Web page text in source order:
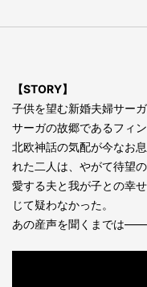
【STORY】
子供を望む新婚夫婦サー
サーガの故郷であるフィ
北欧神話の気配が今なお
れた二人は、やがて待望の
愛する夫と我が子との幸
じて疑わなかった。
あの産声を聞くまでは——